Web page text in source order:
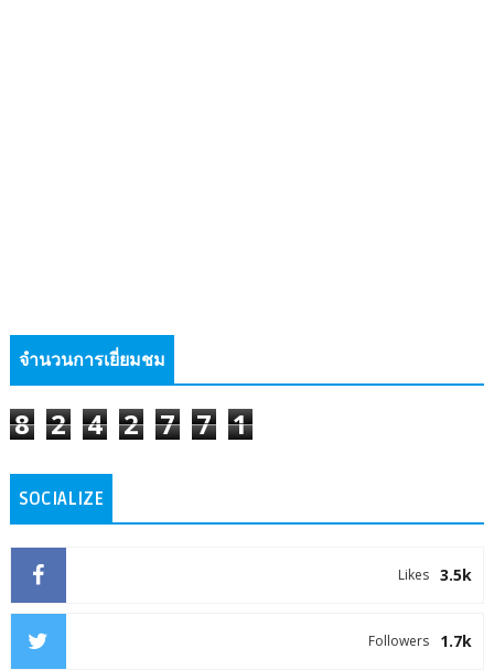
จำนวนการเยี่ยมชม
8 2 4 2 7 7 1
SOCIALIZE
3.5k
Likes
1.7k
Followers